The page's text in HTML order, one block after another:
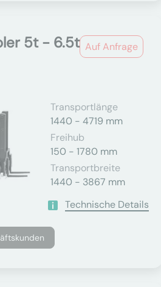
Auf Anfrage
5t - 6.5t
Transportlänge
1440 - 4719 mm
Freihub
150 - 1780 mm
Transportbreite
1440 - 3867 mm
Technische Details